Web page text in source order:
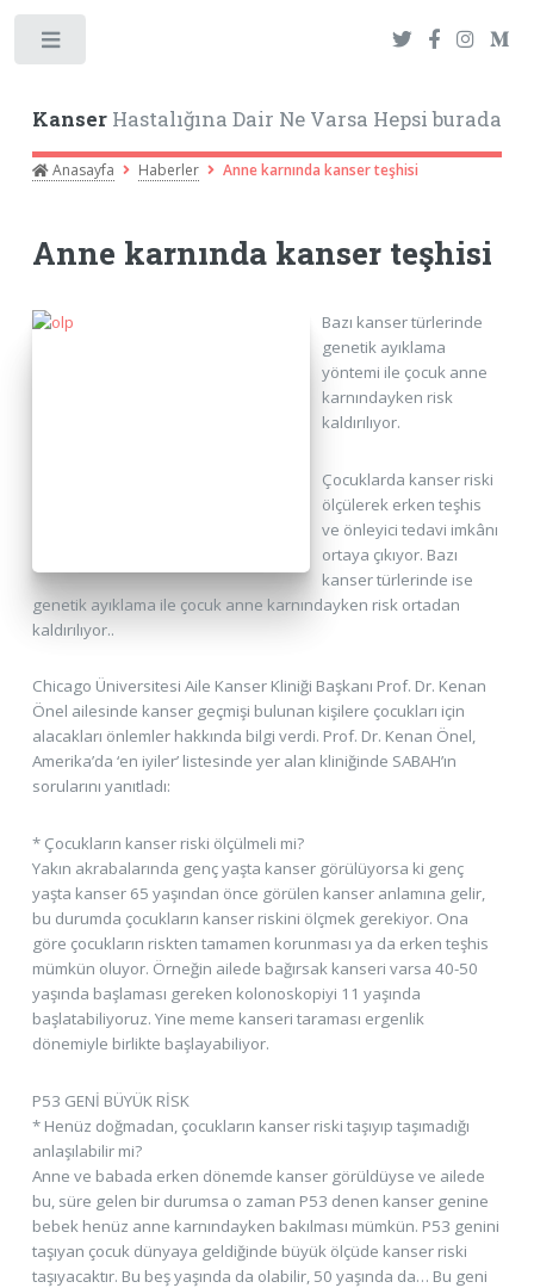
KanserHastalığına Dair Ne Varsa Hepsi burada
Anasayfa Haberler Anne karnında kanser teşhisi
Anne karnında kanser teşhisi
Bazı kanser türlerinde
genetik ayıklama
yöntemi ile çocuk anne
karnındayken risk
kaldırılıyor.
Çocuklarda kanser riski
ölçülerek erken teşhis
ve önleyici tedavi imkânı
ortaya çıkıyor. Bazı
kanser türlerinde ise
genetik ayıklama ile çocuk anne karnındayken risk ortadan
kaldırılıyor..
Chicago Üniversitesi Aile Kanser Kliniği Başkanı Prof. Dr. Kenan
Önel ailesinde kanser geçmişi bulunan kişilere çocukları için
alacakları önlemler hakkında bilgi verdi. Prof. Dr. Kenan Önel,
Amerika’da ‘en iyiler’ listesinde yer alan kliniğinde SABAH’ın
sorularını yanıtladı:
* Çocukların kanser riski ölçülmeli mi?
Yakın akrabalarında genç yaşta kanser görülüyorsa ki genç
yaşta kanser 65 yaşından önce görülen kanser anlamına gelir,
bu durumda çocukların kanser riskini ölçmek gerekiyor. Ona
göre çocukların riskten tamamen korunması ya da erken teşhis
mümkün oluyor. Örneğin ailede bağırsak kanseri varsa 40-50
yaşında başlaması gereken kolonoskopiyi 11 yaşında
başlatabiliyoruz. Yine meme kanseri taraması ergenlik
dönemiyle birlikte başlayabiliyor.
P53 GENİ BÜYÜK RİSK
* Henüz doğmadan, çocukların kanser riski taşıyıp taşımadığı
anlaşılabilir mi?
Anne ve babada erken dönemde kanser görüldüyse ve ailede
bu, süre gelen bir durumsa o zaman P53 denen kanser genine
bebek henüz anne karnındayken bakılması mümkün. P53 genini
taşıyan çocuk dünyaya geldiğinde büyük ölçüde kanser riski
taşıyacaktır. Bu beş yaşında da olabilir, 50 yaşında da… Bu geni